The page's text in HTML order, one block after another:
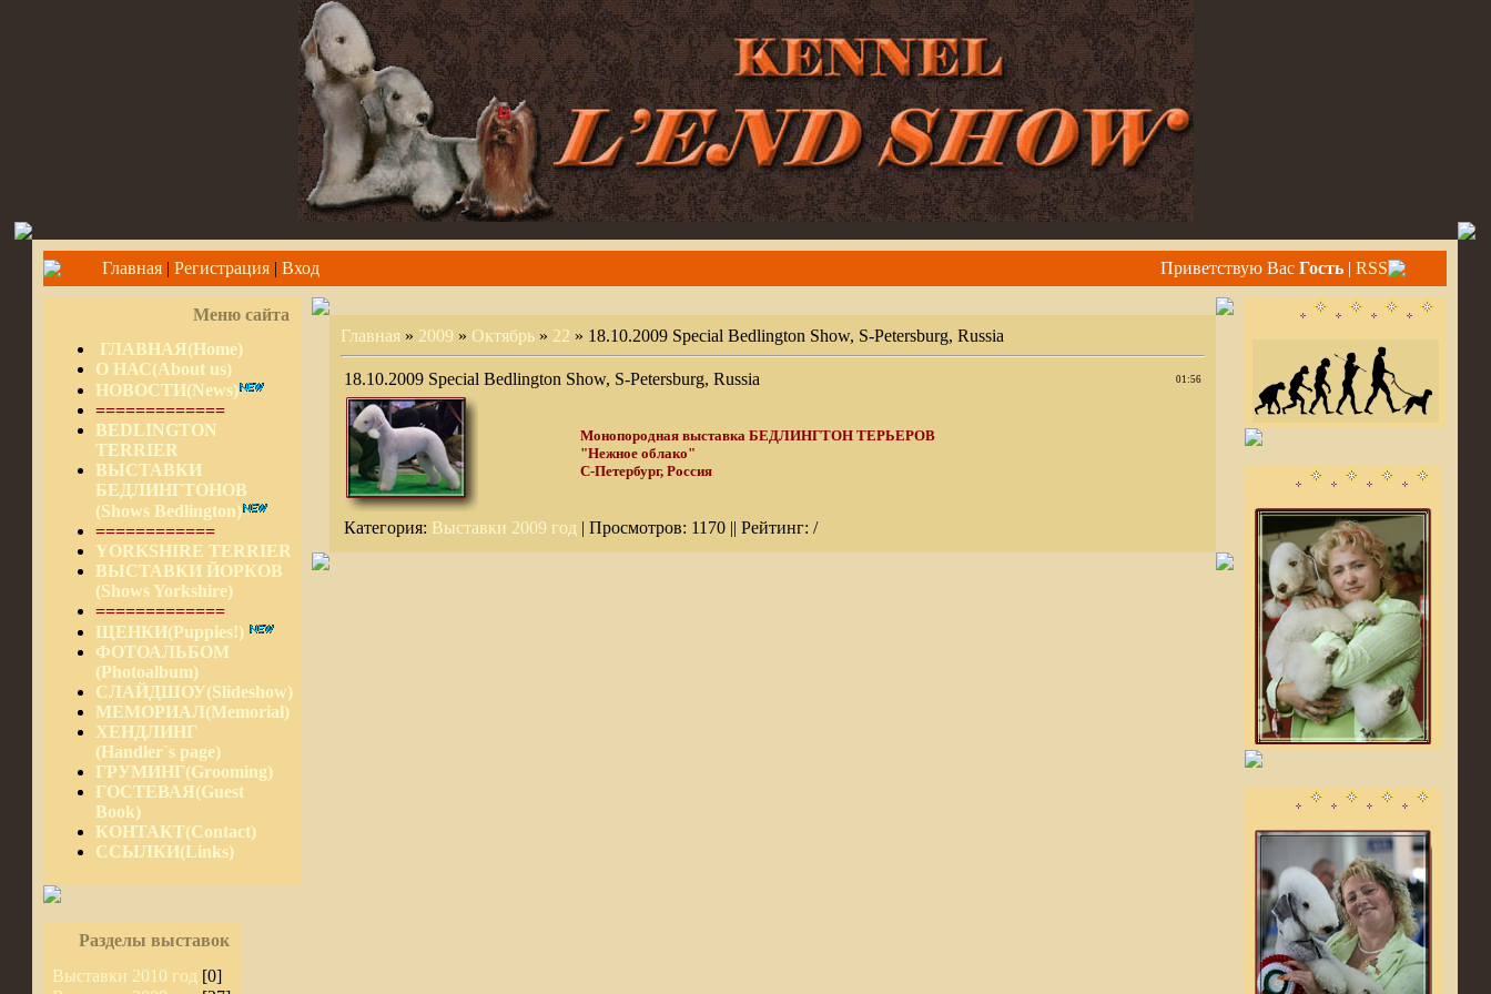
Главная |Регистрация |Вход Приветствую ВасГость |RSS
Меню сайта
ГЛАВНАЯ(Home)
О НАС(About us)
НОВОСТИ(News)
=============
BEDLINGTON
TERRIER
ВЫСТАВКИ
БЕДЛИНГТОНОВ
(Shows Bedlington)
============
YORKSHIRE TERRIER
ВЫСТАВКИ ЙОРКОВ
(Shows Yorkshire)
=============
ЩЕНКИ(Puppies!)
ФОТОАЛЬБОМ
(Photoalbum)
СЛАЙДШОУ(Slideshow)
МЕМОРИАЛ(Memorial)
ХЕНДЛИНГ
(Handler`s page)
ГРУМИНГ(Grooming)
ГОСТЕВАЯ(Guest
Book)
КОНТАКТ(Contact)
ССЫЛКИ(Links)
Разделы выставок
Выставки 2010 год [0]
Главная » 2009 » Октябрь » 22 » 18.10.2009 Special Bedlington Show, S-Petersburg, Russia
18.10.2009 Special Bedlington Show, S-Petersburg, Russia 01:56
Монопородная выставка БЕДЛИНГТОН ТЕРЬЕРОВ
"Нежное облако"
С-Петербург, Россия
Категория: Выставки 2009 год | Просмотров: 1170 || Рейтинг: /